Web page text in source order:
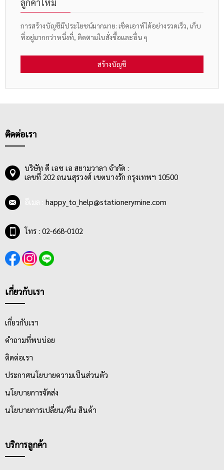
การสร้างบัญชีมีประโยชน์มากมาย: เช็คเอาท์ได้อย่างรวดเร็ว, เก็บ
ที่อยู่มากกว่าหนึ่งที่, ติดตามใบสั่งซื้อและอื่น ๆ
สร้างบัญชี
ติดต่อเรา
บริษัท ดี เอช เอ สยามวาลา จำกัด :
เลขที่ 202 ถนนสุรวงศ์ เขตบางรัก กรุงเทพฯ 10500
happy_to_help@stationerymine.com
โทร : 02-668-0102
เกี่ยวกับเรา
เกี่ยวกับเรา
คำถามที่พบบ่อย
ติดต่อเรา
ประกาศนโยบายความเป็นส่วนตัว
นโยบายการจัดส่ง
นโยบายการเปลี่ยน/คืน สินค้า
บริการลูกค้า